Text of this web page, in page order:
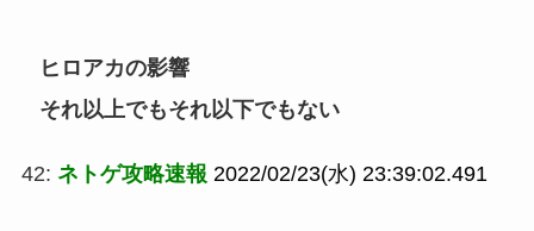
ヒロアカの影響
それ以上でもそれ以下でもない
42: ネトゲ攻略速報 2022/02/23(水) 23:39:02.491